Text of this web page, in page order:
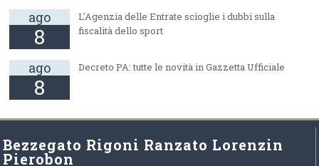
ago
8
L'Agenzia delle Entrate scioglie i dubbi sulla
fiscalità dello sport
ago
8
Decreto PA: tutte le novità in Gazzetta Ufficiale
Bezzegato Rigoni Ranzato Lorenzin
Pierobon